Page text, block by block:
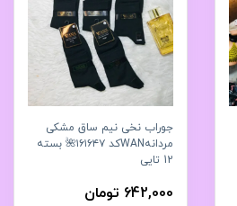
جوراب نخی نیم ساق مشکی
مردانهWANکد ۱۶۱۶۴۷🌺 بسته
12 تایی
642,000 تومان